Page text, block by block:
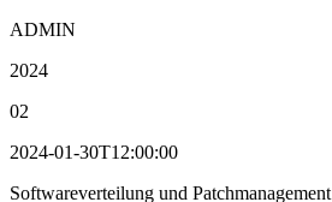
ADMIN
2024
02
2024-01-30T12:00:00
Softwareverteilung und Patchmanagement